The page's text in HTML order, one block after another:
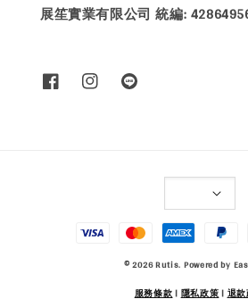
展笙實業有限公司 統編:
© 2026 Rutis. Powered by
服務條款| 隱私政策| 退